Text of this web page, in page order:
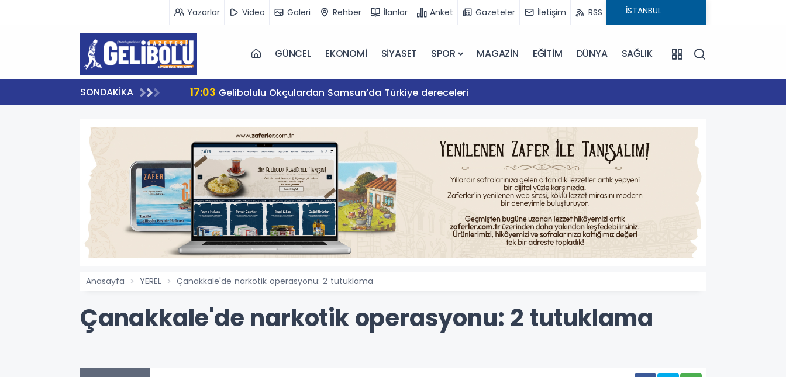
Yazarlar Video Galeri Rehber İlanlar Anket Gazeteler İletişim RSS
GÜNCEL EKONOMİ SİYASET SPOR MAGAZİN EĞİTİM DÜNYA SAĞLIK
SONDAKİKA 17:03 Gelibolulu Okçulardan Samsun’da Türkiye dereceleri
Anasayfa YEREL Çanakkale'de narkotik operasyonu: 2 tutuklama
Çanakkale'de narkotik operasyonu: 2 tutuklama